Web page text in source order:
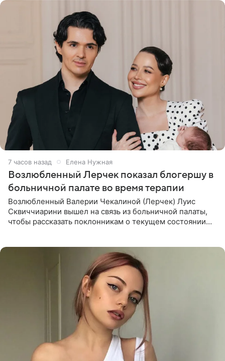
7 часов назад Елена Нужная
Возлюбленный Лерчек показал блогершу в
больничной палате во время терапии
Возлюбленный Валерии Чекалиной (Лерчек) Луис
Сквиччиарини вышел на связь из больничной палаты,
чтобы рассказать поклонникам о текущем состоянии